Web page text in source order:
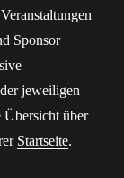
Sponsor
jeweiligen
über
Startseite.